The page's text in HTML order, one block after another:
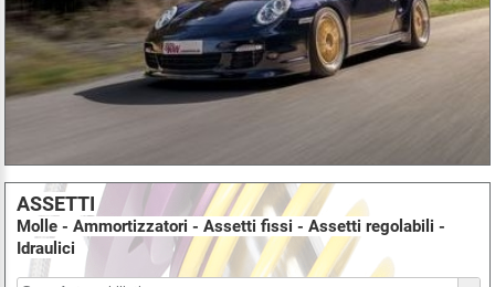
ASSETTI
Molle - Ammortizzatori - Assetti fissi - Assetti regolabili -
Idraulici